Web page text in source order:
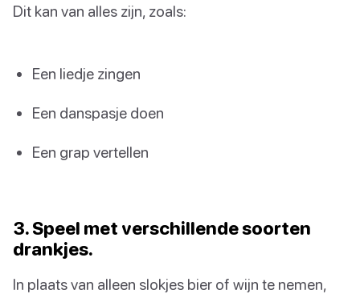
Dit kan van alles zijn, zoals:
Een liedje zingen
Een danspasje doen
Een grap vertellen
3. Speel met verschillende soorten
drankjes.
In plaats van alleen slokjes bier of wijn te nemen,